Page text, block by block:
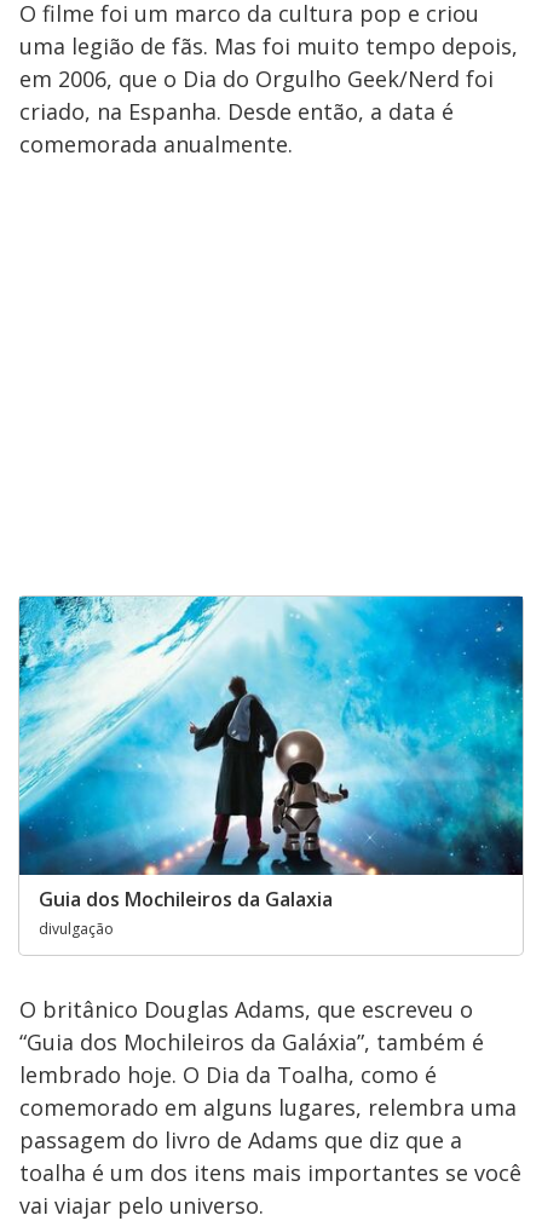
O filme foi um marco da cultura pop e criou
uma legião de fãs. Mas foi muito tempo depois,
em 2006, que o Dia do Orgulho Geek/Nerd foi
criado, na Espanha. Desde então, a data é
comemorada anualmente.
Guia dos Mochileiros da Galaxia
divulgação
O britânico Douglas Adams, que escreveu o
“Guia dos Mochileiros da Galáxia”, também é
lembrado hoje. O Dia da Toalha, como é
comemorado em alguns lugares, relembra uma
passagem do livro de Adams que diz que a
toalha é um dos itens mais importantes se você
vai viajar pelo universo.